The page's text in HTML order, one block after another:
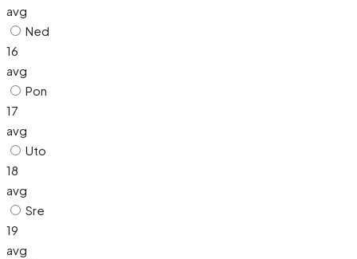
avg
Ned
16
avg
Pon
17
avg
Uto
18
avg
Sre
19
avg